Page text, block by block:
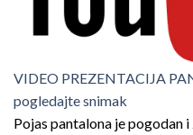
VIDEO PREZENTACIJA
pogledajte snimak
Pojas pantalona je pogodan